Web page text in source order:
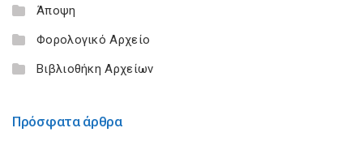
Άποψη
Φορολογικό Αρχείο
Βιβλιοθήκη Αρχείων
Πρόσφατα άρθρα